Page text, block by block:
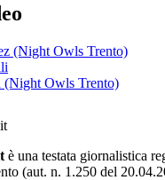
(Night Owls Trento)
(Night Owls Trento)
è una testata giornalistica
(aut. n. 1.250 del